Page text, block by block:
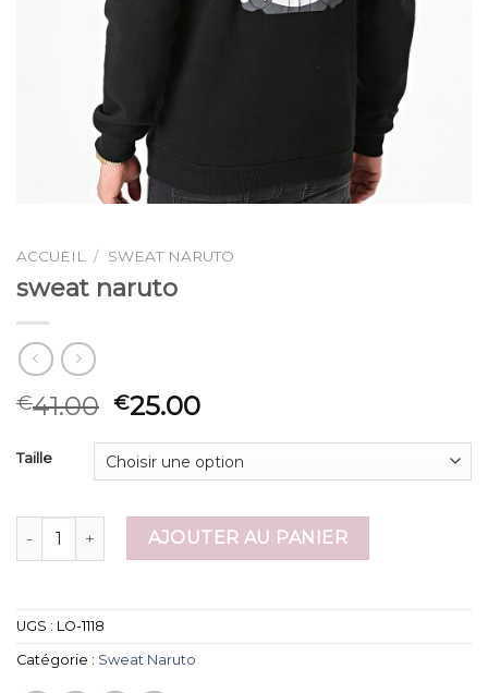
ACCUEIL / SWEAT NARUTO
sweat naruto
€41.00 €25.00
Taille
quantité de sweat narutoAJOUTER AU PANIER
UGS : LO-1118
Catégorie : Sweat Naruto